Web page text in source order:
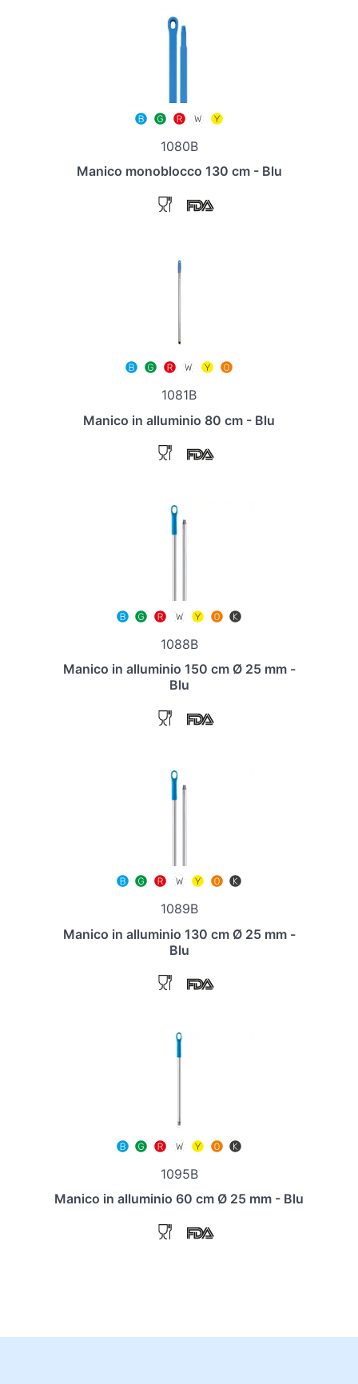
1080B
Manico monoblocco 130 cm - Blu
1081B
Manico in alluminio 80 cm - Blu
1088B
Manico in alluminio 150 cm Ø 25 mm -
Blu
1089B
Manico in alluminio 130 cm Ø 25 mm -
Blu
1095B
Manico in alluminio 60 cm Ø 25 mm - Blu